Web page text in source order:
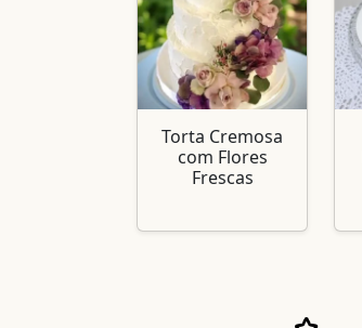
Torta Cremosa
com Flores
Frescas